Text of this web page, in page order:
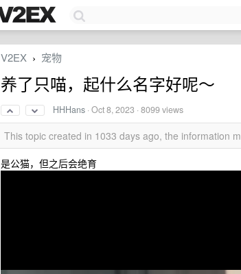
V2EX › 宠物
养了只喵，起什么名字好呢～
HHHans ·Oct 8, 2023 · 8099 views
This topic created in 1033 days ago, the information
是公猫，但之后会绝育